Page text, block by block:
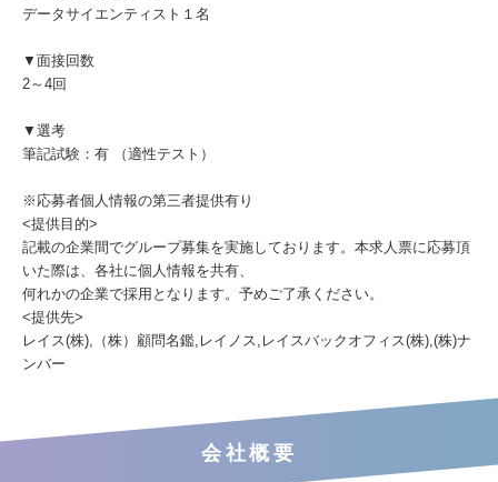
データサイエンティスト１名
▼面接回数
2～4回
▼選考
筆記試験：有 （適性テスト）
※応募者個人情報の第三者提供有り
<提供目的>
記載の企業間でグループ募集を実施しております。本求人票に応募頂
いた際は、各社に個人情報を共有、
何れかの企業で採用となります。予めご了承ください。
<提供先>
レイス(株),（株）顧問名鑑,レイノス,レイスバックオフィス(株),(株)ナ
ンバー
会社概要